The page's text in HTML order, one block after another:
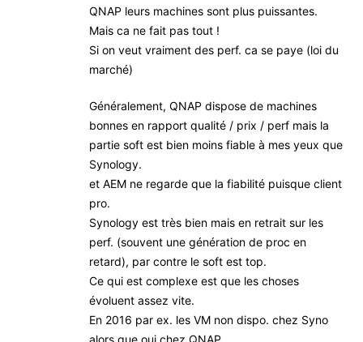
QNAP leurs machines sont plus puissantes.
Mais ca ne fait pas tout !
Si on veut vraiment des perf. ca se paye (loi du
marché)
Généralement, QNAP dispose de machines
bonnes en rapport qualité / prix / perf mais la
partie soft est bien moins fiable à mes yeux que
Synology.
et AEM ne regarde que la fiabilité puisque client
pro.
Synology est très bien mais en retrait sur les
perf. (souvent une génération de proc en
retard), par contre le soft est top.
Ce qui est complexe est que les choses
évoluent assez vite.
En 2016 par ex. les VM non dispo. chez Syno